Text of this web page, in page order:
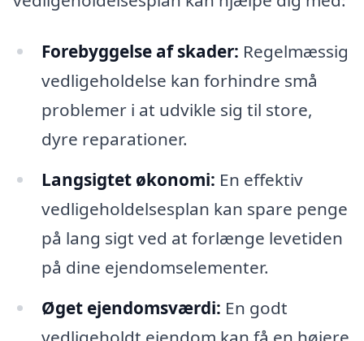
Forebyggelse af skader: Regelmæssig
vedligeholdelse kan forhindre små
problemer i at udvikle sig til store,
dyre reparationer.
Langsigtet økonomi: En effektiv
vedligeholdelsesplan kan spare penge
på lang sigt ved at forlænge levetiden
på dine ejendomselementer.
Øget ejendomsværdi: En godt